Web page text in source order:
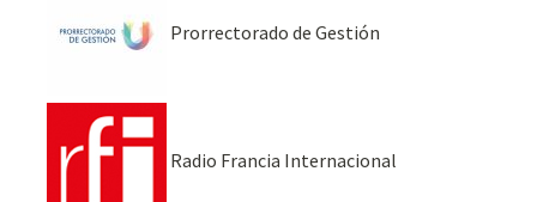
Prorrectorado de Gestión
Radio Francia Internacional